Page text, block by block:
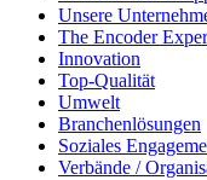
Unsere
The Encoder
Innovation
Top-Qualität
Umwelt
Branchenlösungen
Soziales
Verbände /